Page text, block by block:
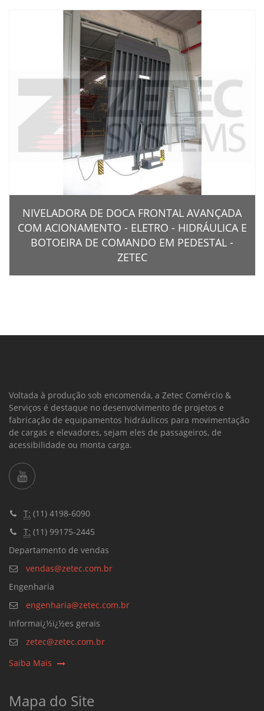
NIVELADORA DE DOCA FRONTAL AVANÇADA
COM ACIONAMENTO - ELETRO - HIDRÁULICA E
BOTOEIRA DE COMANDO EM PEDESTAL -
ZETEC
Voltada à produção sob encomenda, a Zetec Comércio &
Serviços é destaque no desenvolvimento de projetos e
fabricação de equipamentos hidráulicos para movimentação
de cargas e elevadores, sejam eles de passageiros, de
acessibilidade ou monta carga.
T: (11) 4198-6090
T: (11) 99175-2445
Departamento de vendas
vendas@zetec.com.br
Engenharia
engenharia@zetec.com.br
Informaï¿½ï¿½es gerais
zetec@zetec.com.br
Saiba Mais
Mapa do Site